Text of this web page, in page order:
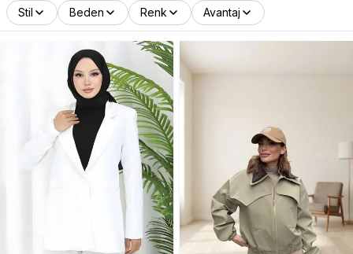
Stil Beden Renk Avantaj